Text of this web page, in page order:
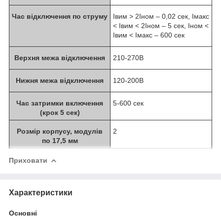
Час відключення по струму
Iвим > 2Iном – 0,02 сек, Iмакс
< Iвим < 2Iном – 5 сек, Iном <
Iвим < Iмакс – 600 сек
Верхня межа відключення 210-270В
Нижня межа відключення 120-200В
Час затримки включення
(крок 5 сек)
5-600 сек
Розмір корпусу, модулів
по 17,5 мм
2
Приховати
Характеристики
Основні